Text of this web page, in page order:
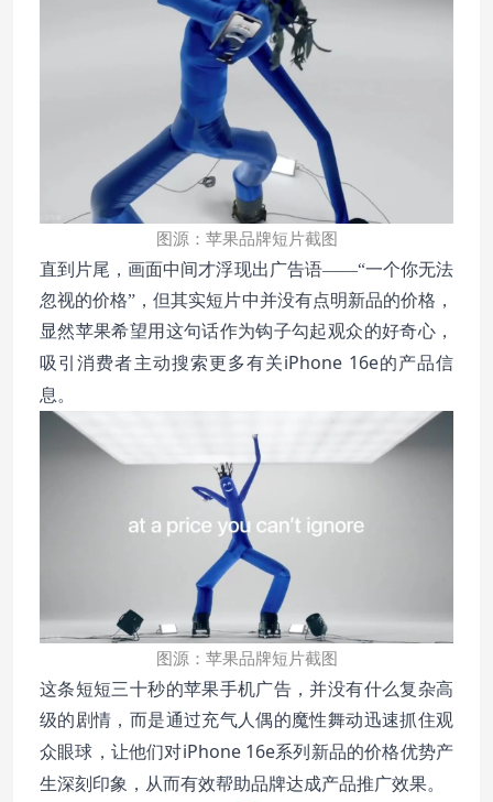
图源：苹果品牌短片截图
直到片尾，画面中间才浮现出广告语——“一个你无法
忽视的价格”，但其实短片中并没有点明新品的价格，
显然苹果希望用这句话作为钩子勾起观众的好奇心，
吸引消费者主动搜索更多有关iPhone 16e的产品信
息。
图源：苹果品牌短片截图
这条短短三十秒的苹果手机广告，并没有什么复杂高
级的剧情，而是通过充气人偶的魔性舞动迅速抓住观
众眼球，让他们对iPhone 16e系列新品的价格优势产
生深刻印象，从而有效帮助品牌达成产品推广效果。